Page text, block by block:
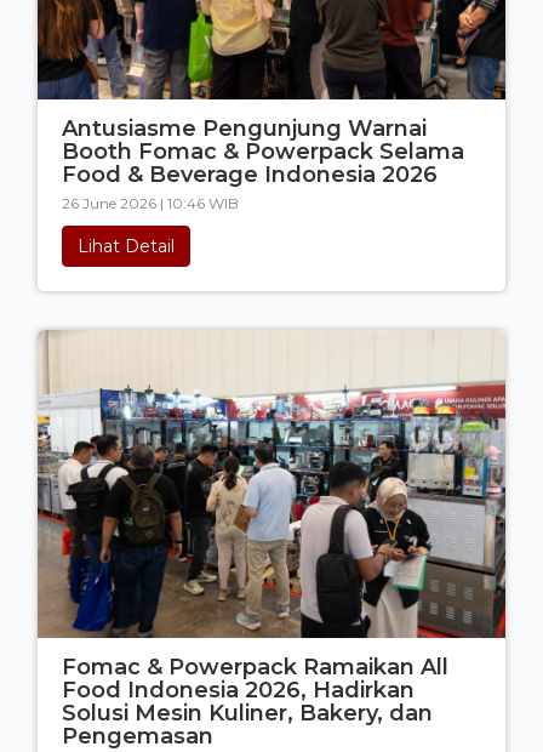
Antusiasme Pengunjung Warnai
Booth Fomac & Powerpack Selama
Food & Beverage Indonesia 2026
26 June 2026 | 10:46 WIB
Lihat Detail
Fomac & Powerpack Ramaikan All
Food Indonesia 2026, Hadirkan
Solusi Mesin Kuliner, Bakery, dan
Pengemasan